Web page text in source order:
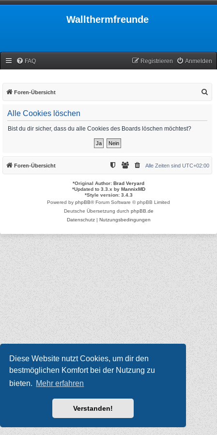
Diese Website nutzt Cookies, um dir den
bestmöglichen Komfort bei der Nutzung zu
bieten. Mehr erfahren
Verstanden!
Wallthermfreunde
FAQ Anmelden
Registrieren
Foren-Übersicht
Alle Cookies löschen
Bist du dir sicher, dass du alle Cookies des Boards löschen möchtest?
Foren-Übersicht Alle Zeiten sind UTC+02:00
*Original Author: Brad Veryard
*Updated to 3.3.x by MannixMD
*Style version: 3.4.3
Powered by phpBB® Forum Software © phpBB Limited
Deutsche Übersetzung durch phpBB.de
Datenschutz| Nutzungsbedingungen